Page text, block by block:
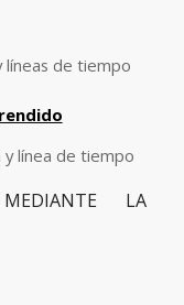
líneas de tiempo
y línea de tiempo
LA